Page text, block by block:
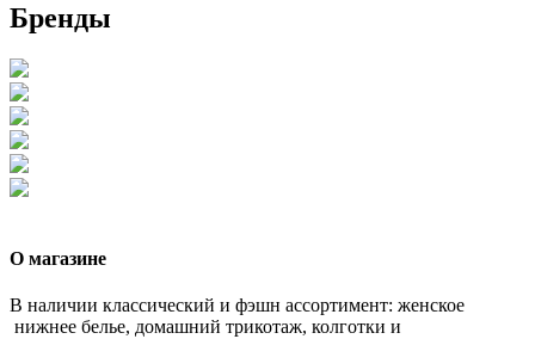
Бренды
О магазине
В наличии классический и фэшн ассортимент: женское
нижнее белье, домашний трикотаж, колготки и